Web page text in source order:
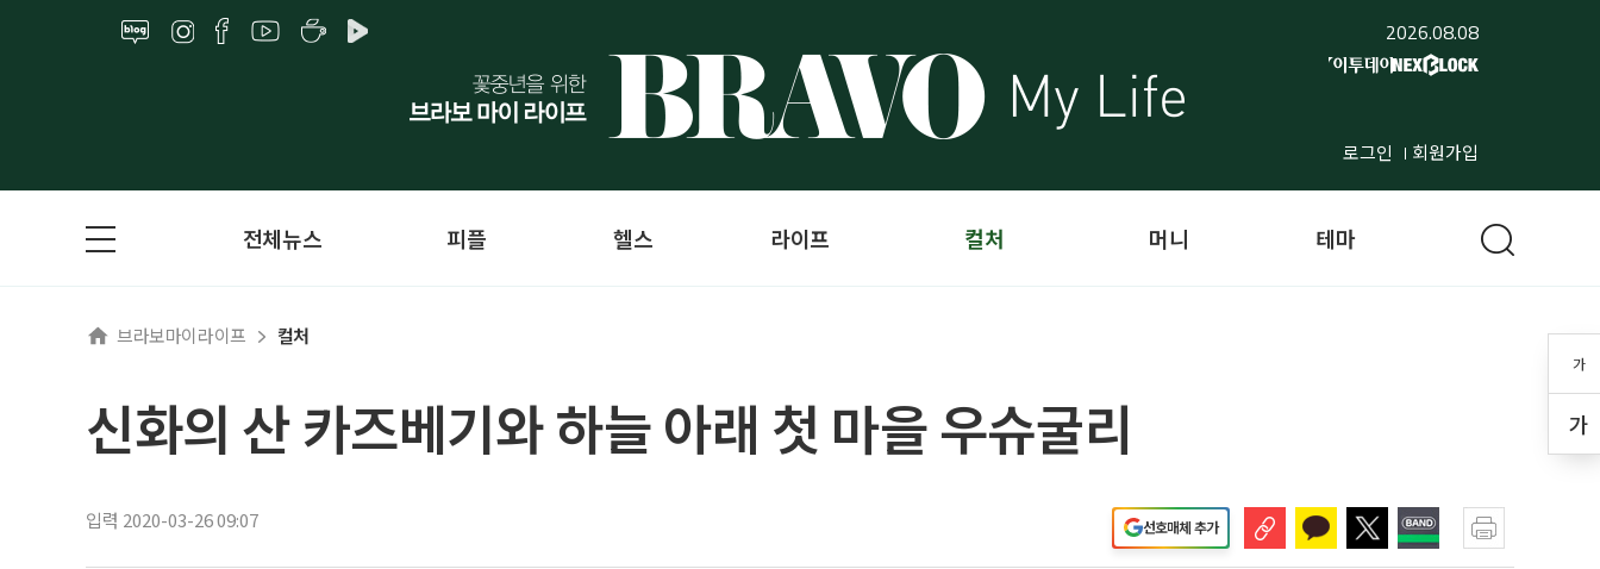
2026.08.08
로그인 회원가입
가
가
전체뉴스 피플 헬스 라이프 컬처 머니 테마
브라보마이라이프 컬처
신화의 산 카즈베기와 하늘 아래 첫 마을 우슈굴리
입력 2020-03-26 09:07 선호매체 추가